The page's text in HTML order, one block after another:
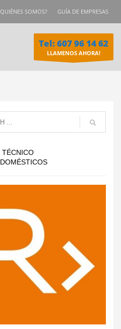
SOMOS? GUÍA DE EMPRESAS
Tel: 607 96 14 62
LLAMENOS AHORA!
TÉCNICO